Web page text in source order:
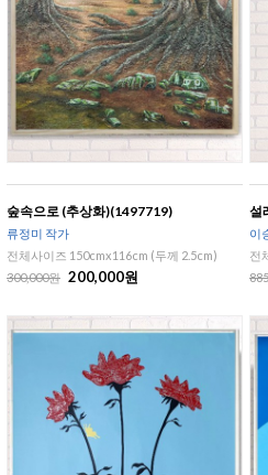
숲속으로 (추상화)(1497719)
류정미 작가
전체사이즈 150cmx116cm (두께 2.5cm)
300,000원 200,000원
설
이
전